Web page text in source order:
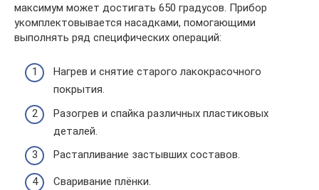
максимум может достигать 650 градусов. Прибор
укомплектовывается насадками, помогающими
выполнять ряд специфических операций:
Нагрев и снятие старого лакокрасочного
покрытия.
Разогрев и спайка различных пластиковых
деталей.
Растапливание застывших составов.
Сваривание плёнки.